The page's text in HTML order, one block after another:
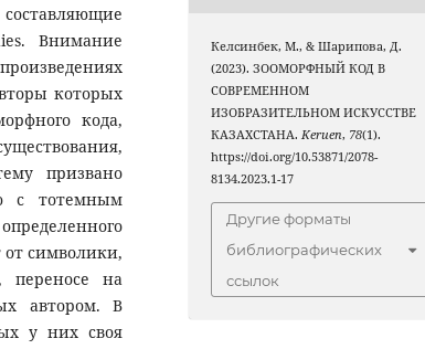
Внимание
которых
кода,
призвано
с тотемным
символики,
переносе на
автором. В
у них своя
Келсинбек, М., & Шарипова, Д.
(2023). ЗООМОРФНЫЙ КОД В
СОВРЕМЕННОМ
ИЗОБРАЗИТЕЛЬНОМ ИСКУССТВЕ
КАЗАХСТАНА.Keruen, 78(1).
https://doi.org/10.53871/2078-
8134.2023.1-17
Другие форматы
библиографических
ссылок